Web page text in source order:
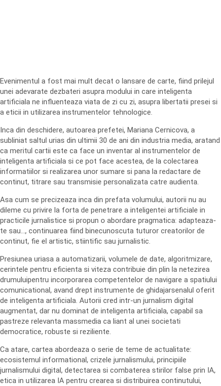
Evenimentul a fost mai mult decat o lansare de carte, fiind prilejul
unei adevarate dezbateri asupra modului in care inteligenta
artificiala ne influenteaza viata de zi cu zi, asupra libertatii presei si
a eticii in utilizarea instrumentelor tehnologice.
Inca din deschidere, autoarea prefetei, Mariana Cernicova, a
subliniat saltul urias din ultimii 30 de ani din industria media, aratand
ca meritul cartii este ca face un inventar al instrumentelor de
inteligenta artificiala si ce pot face acestea, de la colectarea
informatiilor si realizarea unor sumare si pana la redactare de
continut, titrare sau transmisie personalizata catre audienta.
Asa cum se precizeaza inca din prefata volumului, autorii nu au
dileme cu privire la forta de penetrare a inteligentei artificiale in
practicile jurnalistice si propun o abordare pragmatica: adapteaza-
te sau…, continuarea fiind binecunoscuta tuturor creatorilor de
continut, fie el artistic, stiintific sau jurnalistic.
Presiunea uriasa a automatizarii, volumele de date, algoritmizare,
cerintele pentru eficienta si viteza contribuie din plin la netezirea
drumuluipentru incorporarea competentelor de navigare a spatiului
comunicational, avand drept instrumente de ghidajarsenalul oferit
de inteligenta artificiala. Autorii cred intr-un jurnalism digital
augmentat, dar nu dominat de inteligenta artificiala, capabil sa
pastreze relevanta massmedia ca liant al unei societati
democratice, robuste si reziliente.
Ca atare, cartea abordeaza o serie de teme de actualitate:
ecosistemul informational, crizele jurnalismului, principiile
jurnalismului digital, detectarea si combaterea stirilor false prin IA,
etica in utilizarea IA pentru crearea si distribuirea continutului,